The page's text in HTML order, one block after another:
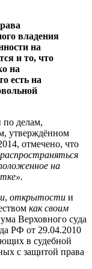
владения
на
и то, что
на
есть на
по делам,
утверждённом
отмечено, что
на
, открытости и
как своим
Верховного суда
РФ от 29.04.2010
в судебной
с защитой права